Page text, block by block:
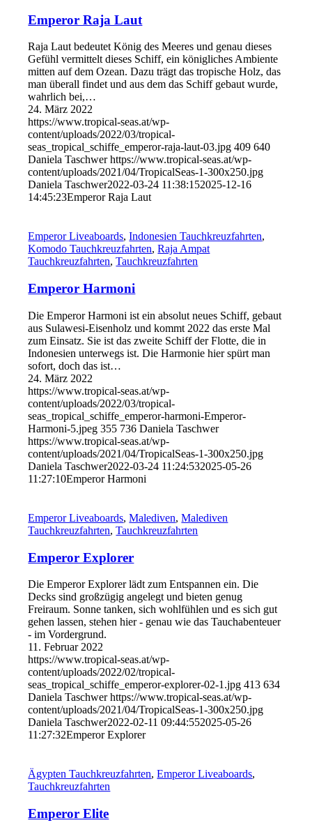
Emperor Raja Laut
Raja Laut bedeutet König des Meeres und genau dieses
Gefühl vermittelt dieses Schiff, ein königliches Ambiente
mitten auf dem Ozean. Dazu trägt das tropische Holz, das
man überall findet und aus dem das Schiff gebaut wurde,
wahrlich bei,…
24. März 2022
https://www.tropical-seas.at/wp-
content/uploads/2022/03/tropical-
seas_tropical_schiffe_emperor-raja-laut-03.jpg 409 640
Daniela Taschwer https://www.tropical-seas.at/wp-
content/uploads/2021/04/TropicalSeas-1-300x250.jpg
Daniela Taschwer2022-03-24 11:38:152025-12-16
14:45:23Emperor Raja Laut
Emperor Liveaboards,Indonesien Tauchkreuzfahrten,
Komodo Tauchkreuzfahrten,Raja Ampat
Tauchkreuzfahrten,Tauchkreuzfahrten
Emperor Harmoni
Die Emperor Harmoni ist ein absolut neues Schiff, gebaut
aus Sulawesi-Eisenholz und kommt 2022 das erste Mal
zum Einsatz. Sie ist das zweite Schiff der Flotte, die in
Indonesien unterwegs ist. Die Harmonie hier spürt man
sofort, doch das ist…
24. März 2022
https://www.tropical-seas.at/wp-
content/uploads/2022/03/tropical-
seas_tropical_schiffe_emperor-harmoni-Emperor-
Harmoni-5.jpeg 355 736 Daniela Taschwer
https://www.tropical-seas.at/wp-
content/uploads/2021/04/TropicalSeas-1-300x250.jpg
Daniela Taschwer2022-03-24 11:24:532025-05-26
11:27:10Emperor Harmoni
Emperor Liveaboards,Malediven,Malediven
Tauchkreuzfahrten,Tauchkreuzfahrten
Emperor Explorer
Die Emperor Explorer lädt zum Entspannen ein. Die
Decks sind großzügig angelegt und bieten genug
Freiraum. Sonne tanken, sich wohlfühlen und es sich gut
gehen lassen, stehen hier - genau wie das Tauchabenteuer
- im Vordergrund.
11. Februar 2022
https://www.tropical-seas.at/wp-
content/uploads/2022/02/tropical-
seas_tropical_schiffe_emperor-explorer-02-1.jpg 413 634
Daniela Taschwer https://www.tropical-seas.at/wp-
content/uploads/2021/04/TropicalSeas-1-300x250.jpg
Daniela Taschwer2022-02-11 09:44:552025-05-26
11:27:32Emperor Explorer
Ägypten Tauchkreuzfahrten,Emperor Liveaboards,
Tauchkreuzfahrten
Emperor Elite